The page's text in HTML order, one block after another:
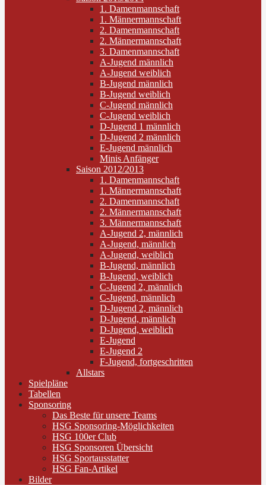
1. Damenmannschaft
1. Männermannschaft
2. Damenmannschaft
2. Männermannschaft
3. Damenmannschaft
A-Jugend männlich
A-Jugend weiblich
B-Jugend männlich
B-Jugend weiblich
C-Jugend männlich
C-Jugend weiblich
D-Jugend 1 männlich
D-Jugend 2 männlich
E-Jugend männlich
Minis Anfänger
Saison 2012/2013
1. Damenmannschaft
1. Männermannschaft
2. Damenmannschaft
2. Männermannschaft
3. Männermannschaft
A-Jugend 2, männlich
A-Jugend, männlich
A-Jugend, weiblich
B-Jugend, männlich
B-Jugend, weiblich
C-Jugend 2, männlich
C-Jugend, männlich
D-Jugend 2, männlich
D-Jugend, männlich
D-Jugend, weiblich
E-Jugend
E-Jugend 2
F-Jugend, fortgeschritten
Allstars
Spielpläne
Tabellen
Sponsoring
Das Beste für unsere Teams
HSG Sponsoring-Möglichkeiten
HSG 100er Club
HSG Sponsoren Übersicht
HSG Sportausstatter
HSG Fan-Artikel
Bilder